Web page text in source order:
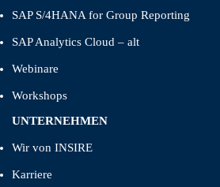
SAP S/4HANA for Group Reporting
SAP Analytics Cloud – alt
Webinare
Workshops
UNTERNEHMEN
Wir von INSIRE
Karriere